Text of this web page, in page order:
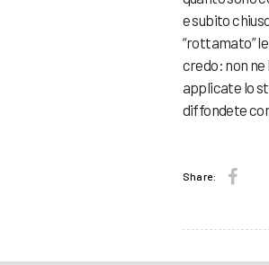
e subito
“rottamato”
credo: non
applicate lo
diffondete
Share: